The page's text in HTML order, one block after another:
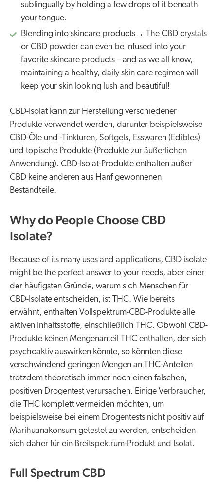
sublingually by holding a few drops of it beneath
your tongue.
Blending into skincare products→ The CBD crystals
or CBD powder can even be infused into your
favorite skincare products – and as we all know,
maintaining a healthy, daily skin care regimen will
keep your skin looking lush and beautiful!
CBD-Isolat kann zur Herstellung verschiedener
Produkte verwendet werden, darunter beispielsweise
CBD-Öle und -Tinkturen, Softgels, Esswaren (Edibles)
und topische Produkte (Produkte zur äußerlichen
Anwendung). CBD-Isolat-Produkte enthalten außer
CBD keine anderen aus Hanf gewonnenen
Bestandteile.
Why do People Choose CBD
Isolate?
Because of its many uses and applications, CBD isolate
might be the perfect answer to your needs, aber einer
der häufigsten Gründe, warum sich Menschen für
CBD-Isolate entscheiden, ist THC. Wie bereits
erwähnt, enthalten Vollspektrum-CBD-Produkte alle
aktiven Inhaltsstoffe, einschließlich THC. Obwohl CBD-
Produkte keinen Mengenanteil THC enthalten, der sich
psychoaktiv auswirken könnte, so könnten diese
verschwindend geringen Mengen an THC-Anteilen
trotzdem theoretisch immer noch einen falschen,
positiven Drogentest verursachen. Einige Verbraucher,
die THC komplett vermeiden möchten, um
beispielsweise bei einem Drogentests nicht positiv auf
Marihuanakonsum getestet zu werden, entscheiden
sich daher für ein Breitspektrum-Produkt und Isolat.
Full Spectrum CBD